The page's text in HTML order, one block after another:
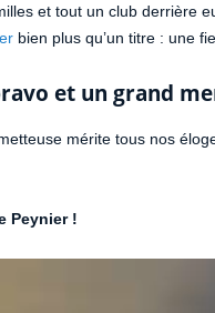
et tout un club derrière
bien plus qu’un titre : une
et un grand
mérite tous nos
Peynier !